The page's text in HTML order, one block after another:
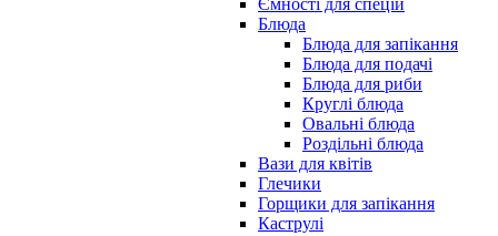
Блюда
Блюда для запікання
Блюда для подачі
Блюда для риби
Круглі блюда
Овальні блюда
Роздільні блюда
Вази для квітів
Глечики
Горщики для запікання
Каструлі